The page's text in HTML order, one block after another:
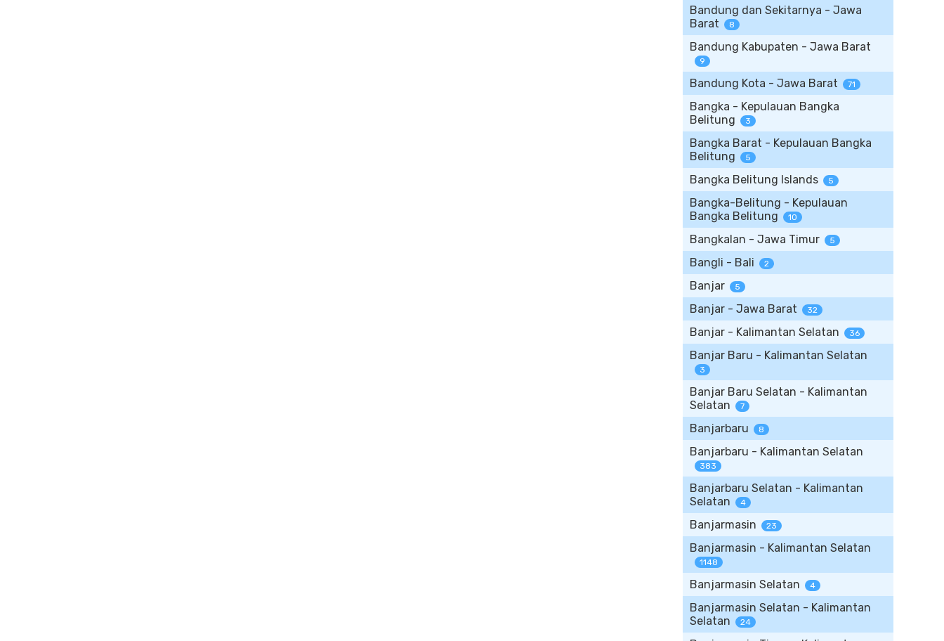
Bandung dan Sekitarnya - Jawa
Barat
8
Bandung Kabupaten - Jawa Barat
9
Bandung Kota - Jawa Barat 71
Bangka - Kepulauan Bangka
Belitung
3
Bangka Barat - Kepulauan Bangka
Belitung
5
Bangka Belitung Islands 5
Bangka-Belitung - Kepulauan
Bangka Belitung
10
Bangkalan - Jawa Timur 5
Bangli - Bali 2
Banjar 5
Banjar - Jawa Barat 32
Banjar - Kalimantan Selatan 36
Banjar Baru - Kalimantan Selatan
3
Banjar Baru Selatan - Kalimantan
Selatan
7
Banjarbaru 8
Banjarbaru - Kalimantan Selatan
383
Banjarbaru Selatan - Kalimantan
Selatan
4
Banjarmasin 23
Banjarmasin - Kalimantan Selatan
1148
Banjarmasin Selatan 4
Banjarmasin Selatan - Kalimantan
Selatan
24